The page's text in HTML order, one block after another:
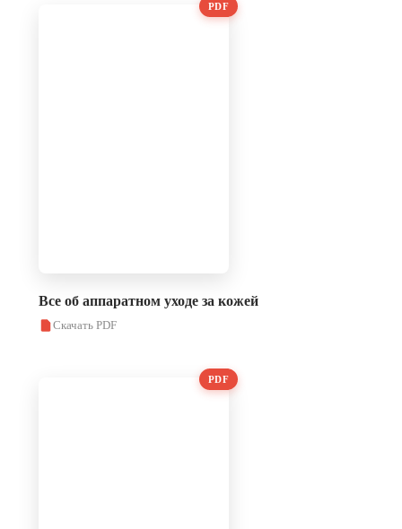
PDF
Все об аппаратном уходе за кожей
Скачать PDF
PDF